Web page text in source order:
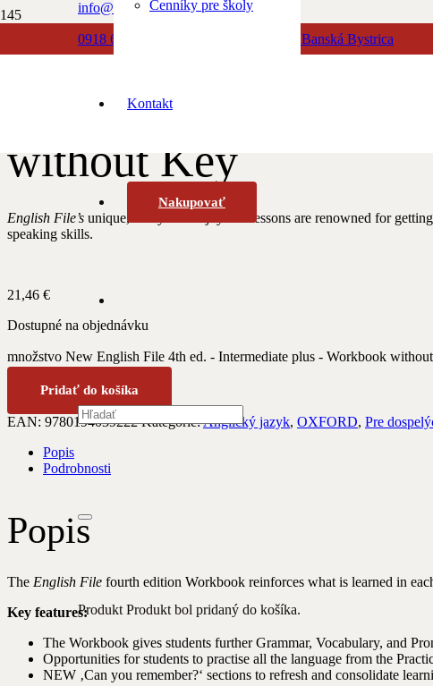
info@albionbooks.sk
0918 603 500 Dolná 23, 974 01 Banská Bystrica
Cenníky pre školy
Kontakt
Nakupovať
Produkt Produkt bol pridaný do košíka.
Anglický jazyk / New English File 4th ed. – Intermediate plus –
New English File 4th
without Key
English File’s unique, lively and enjoyable lessons are renowned for
speaking skills.
21,46 €
Dostupné na objednávku
množstvo New English File 4th ed. - Intermediate plus - Workbook
Pridať do košíka
EAN: 9780194039222 Kategórie:Anglický jazyk, OXFORD, Pre
Popis
Podrobnosti
Popis
The English File fourth edition Workbook reinforces what is learned in
Key features:
The Workbook gives students further Grammar, Vocabulary, and
Opportunities for students to practise all the language from the
NEW ‚Can you remember?‘ sections to refresh and consolidate